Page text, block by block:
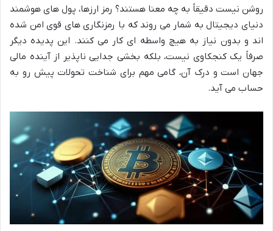
روشن نیست دقیقاً به چه معنا هستند؟ رمز ارزها، پول های هوشمند
دنیای دیجیتال به شمار می روند که با رمزنگاری های قوی امن شده
اند و بدون نیاز به هیچ واسطه ای کار می کنند. این پدیده دیگر
صرفاً یک کنجکاوی نیست، بلکه بخشی جدایی ناپذیر از آینده مالی
جهان است و درک آن، گامی مهم برای شناخت تحولات پیش رو به
حساب می آید.